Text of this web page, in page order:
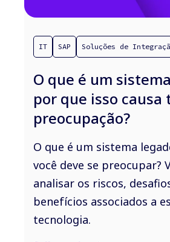
IT SAP Soluções de
O que é um
por que isso causa
preocupação?
O que é um sistema
você deve se preocupar?
analisar os riscos,
benefícios associados a
tecnologia.